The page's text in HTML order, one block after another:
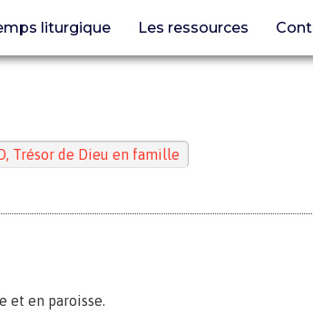
liturgique Les ressources
Trésor de Dieu en famille
et en paroisse.